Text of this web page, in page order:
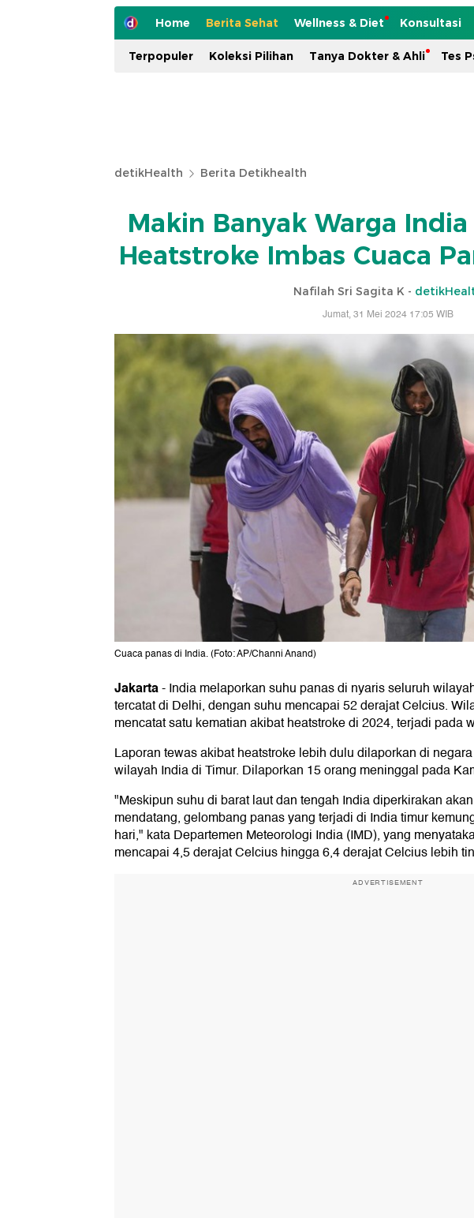
Home Berita Sehat Wellness & Diet Konsultasi
Terpopuler Koleksi Pilihan Tanya Dokter & Ahli Tes
detikHealth Berita Detikhealth
Makin Banyak Warga
Heatstroke Imbas Cuaca
Nafilah Sri Sagita K -
Jumat, 31 Mei 2024 17:05 WIB
Cuaca panas di India. (Foto: AP/Channi Anand)
Jakarta-India melaporkan suhu panas di nyaris seluruh
tercatat di Delhi, dengan suhu mencapai 52 derajat Celcius.
mencatat satu kematian akibat heatstroke di 2024, terjadi pada
Laporan tewas akibat heatstroke lebih dulu dilaporkan di
wilayah India di Timur. Dilaporkan 15 orang meninggal pada
"Meskipun suhu di barat laut dan tengah India diperkirakan
mendatang, gelombang panas yang terjadi di India timur
hari," kata Departemen Meteorologi India (IMD), yang
mencapai 4,5 derajat Celcius hingga 6,4 derajat Celcius lebih
ADVERTISEMENT